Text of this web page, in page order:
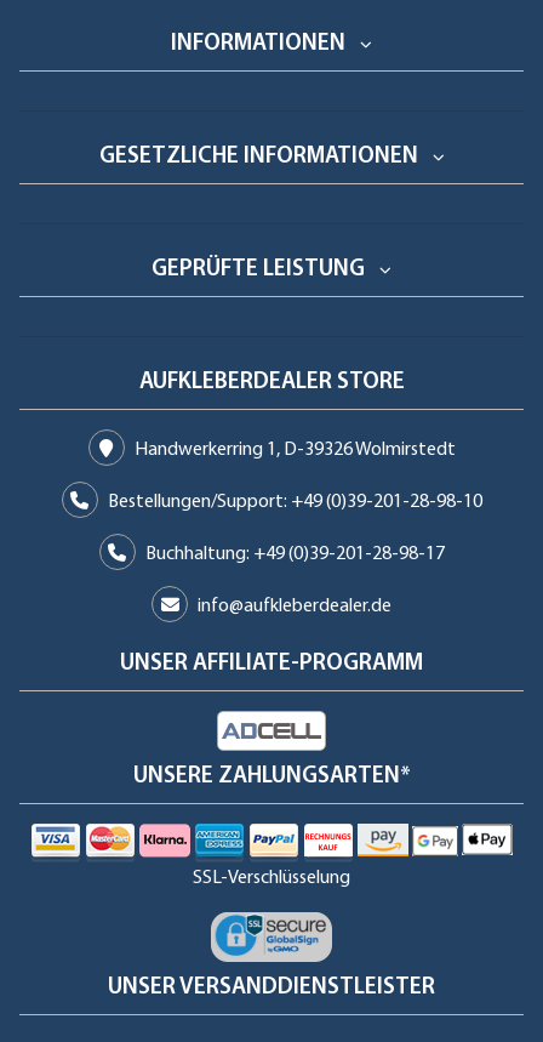
INFORMATIONEN
GESETZLICHE INFORMATIONEN
GEPRÜFTE LEISTUNG
AUFKLEBERDEALER STORE
Handwerkerring 1, D-39326 Wolmirstedt
Bestellungen/Support: +49 (0)39-201-28-98-10
Buchhaltung: +49 (0)39-201-28-98-17
info@aufkleberdealer.de
UNSER AFFILIATE-PROGRAMM
UNSERE ZAHLUNGSARTEN*
SSL-Verschlüsselung
UNSER VERSANDDIENSTLEISTER